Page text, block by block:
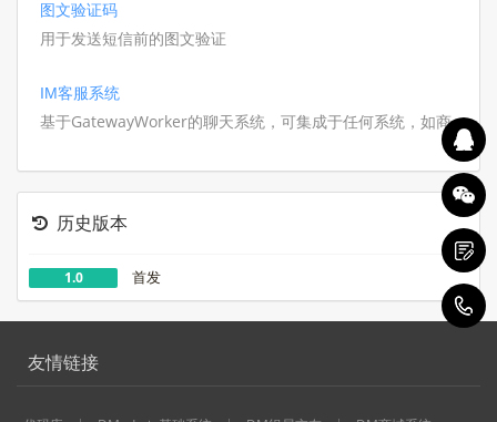
图文验证码
用于发送短信前的图文验证
IM客服系统
基于GatewayWorker的聊天系统，可集成于任何系统，如商
历史版本
1.0 首发
友情链接